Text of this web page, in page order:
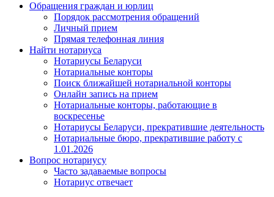
Обращения граждан и юрлиц
Порядок рассмотрения обращений
Личный прием
Прямая телефонная линия
Найти нотариуса
Нотариусы Беларуси
Нотариальные конторы
Поиск ближайшей нотариальной конторы
Онлайн запись на прием
Нотариальные конторы, работающие в
воскресенье
Нотариусы Беларуси, прекратившие деятельность
Нотариальные бюро, прекратившие работу с
1.01.2026
Вопрос нотариусу
Часто задаваемые вопросы
Нотариус отвечает